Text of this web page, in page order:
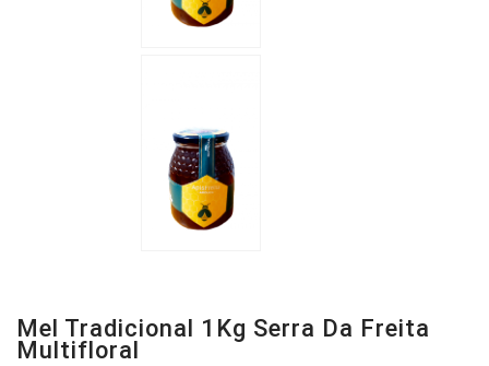
Mel Tradicional 1Kg Serra Da Freita
Multifloral